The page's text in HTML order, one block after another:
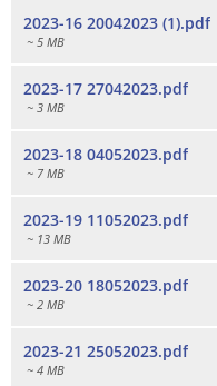
2023-16 20042023 (1).pdf
~ 5 MB
2023-17 27042023.pdf
~ 3 MB
2023-18 04052023.pdf
~ 7 MB
2023-19 11052023.pdf
~ 13 MB
2023-20 18052023.pdf
~ 2 MB
2023-21 25052023.pdf
~ 4 MB